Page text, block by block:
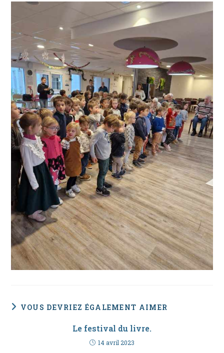
VOUS DEVRIEZ ÉGALEMENT AIMER
Le festival du livre.
14 avril 2023